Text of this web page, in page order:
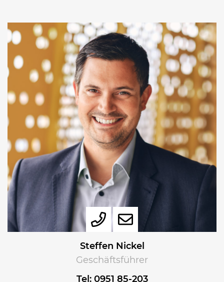
Steffen Nickel
Geschäftsführer
Tel: 0951 85-203